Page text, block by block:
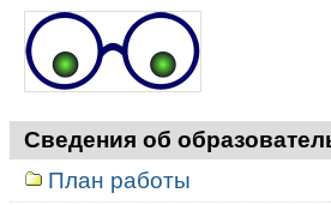
Сведения об
План работы